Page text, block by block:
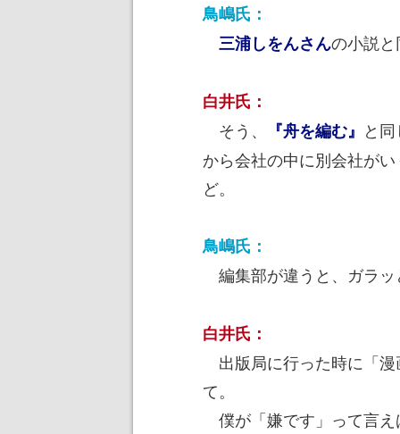
鳥嶋氏：
三浦しをんさんの小説
白井氏：
そう、
『舟を編む』 と
から会社の中に別会社が
ど。
鳥嶋氏：
編集部が違うと、ガラ
白井氏：
出版局に行った時に「
て。
僕が「嫌です」って言